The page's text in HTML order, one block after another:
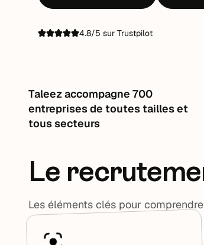
4.8/5 sur Trustpilot
Taleez accompagne 700
entreprises de toutes tailles et
tous secteurs
Le
Les éléments clés pour